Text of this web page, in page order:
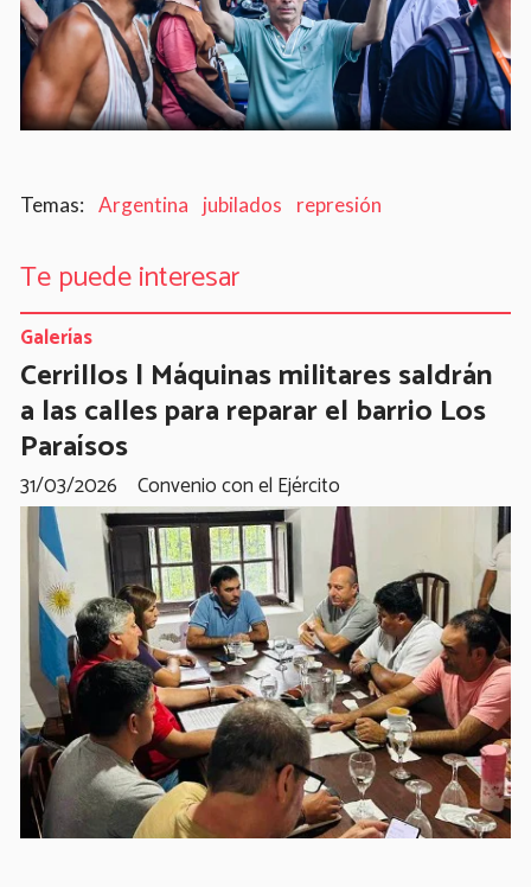
Argentina jubilados represión
Te puede interesar
Cerrillos | Máquinas militares saldrán
a las calles para reparar el barrio Los
Paraísos
Convenio con el Ejército
Galerías
31/03/2026